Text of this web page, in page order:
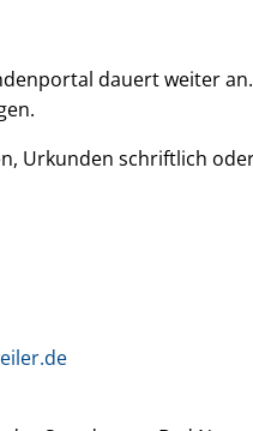
dauert weiter
Urkunden schriftlich